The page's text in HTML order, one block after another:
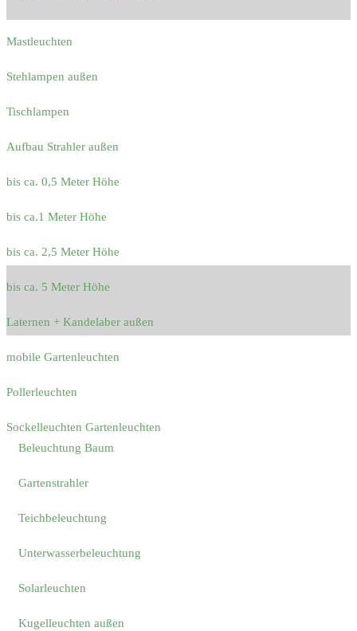
Mastleuchten
Stehlampen außen
Tischlampen
Aufbau Strahler außen
bis ca. 0,5 Meter Höhe
bis ca.1 Meter Höhe
bis ca. 2,5 Meter Höhe
bis ca. 5 Meter Höhe
Laternen + Kandelaber außen
mobile Gartenleuchten
Pollerleuchten
Sockelleuchten Gartenleuchten
Beleuchtung Baum
Gartenstrahler
Teichbeleuchtung
Unterwasserbeleuchtung
Solarleuchten
Kugelleuchten außen